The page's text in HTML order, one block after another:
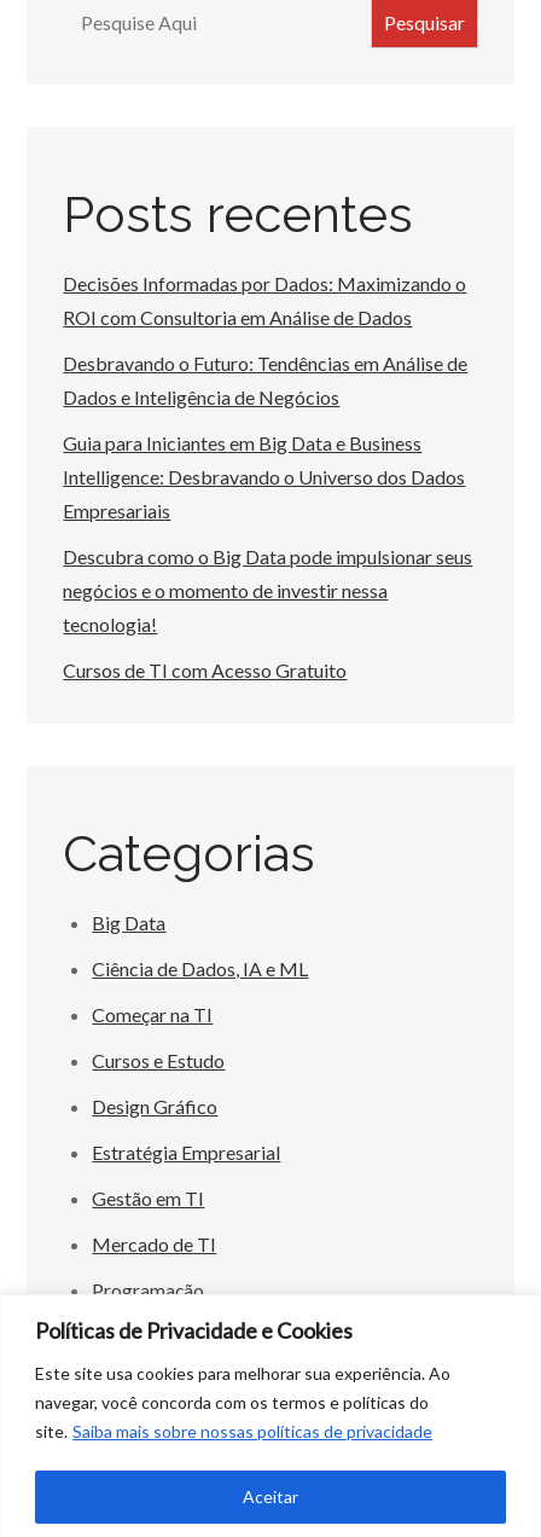
Políticas de Privacidade e Cookies
Este site usa cookies para melhorar sua experiência. Ao
navegar, você concorda com os termos e políticas do
site. Saiba mais sobre nossas políticas de privacidade
Aceitar
Search Pesquisar
Posts recentes
Decisões Informadas por Dados: Maximizando o
ROI com Consultoria em Análise de Dados
Desbravando o Futuro: Tendências em Análise de
Dados e Inteligência de Negócios
Guia para Iniciantes em Big Data e Business
Intelligence: Desbravando o Universo dos Dados
Empresariais
Descubra como o Big Data pode impulsionar seus
negócios e o momento de investir nessa
tecnologia!
Cursos de TI com Acesso Gratuito
Categorias
Big Data
Ciência de Dados, IA e ML
Começar na TI
Cursos e Estudo
Design Gráfico
Estratégia Empresarial
Gestão em TI
Mercado de TI
Programação
Magazine byCreativ Themes